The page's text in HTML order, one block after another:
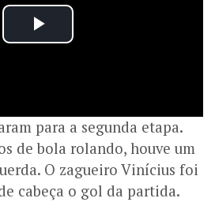
para a segunda etapa.
de bola rolando, houve um
O zagueiro Vinícius foi
cabeça o gol da partida.